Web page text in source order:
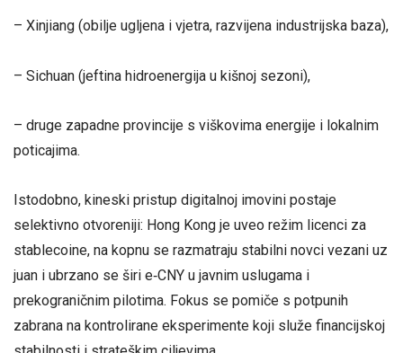
– Xinjiang (obilje ugljena i vjetra, razvijena industrijska baza),
– Sichuan (jeftina hidroenergija u kišnoj sezoni),
– druge zapadne provincije s viškovima energije i lokalnim
poticajima.
Istodobno, kineski pristup digitalnoj imovini postaje
selektivno otvoreniji: Hong Kong je uveo režim licenci za
stablecoine, na kopnu se razmatraju stabilni novci vezani uz
juan i ubrzano se širi e‑CNY u javnim uslugama i
prekograničnim pilotima. Fokus se pomiče s potpunih
zabrana na kontrolirane eksperimente koji služe financijskoj